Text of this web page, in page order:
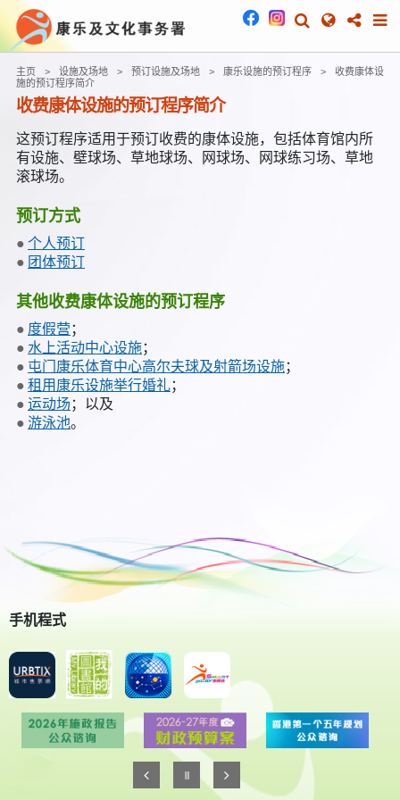
主页 设施及场地 预订设施及场地 康乐设施的预订程序
收费康体设
施的预订程序简介
收费康体设施的预订程序简介
这预订程序适用于预订收费的康体设施，包括体育馆内所
有设施、壁球场、草地球场、网球场、网球练习场、草地
滚球场。
预订方式
个人预订
团体预订
其他收费康体设施的预订程序
度假营 ；
水上活动中心设施；
屯门康乐体育中心高尔夫球及射箭场设施；
租用康乐设施举行婚礼；
运动场 ；以及
游泳池。
手机程式